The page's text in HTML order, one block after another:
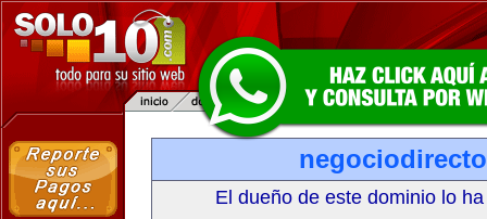
El dueño de este dominio lo